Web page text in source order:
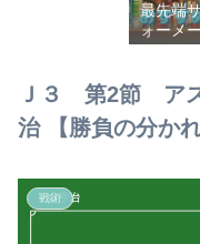
最先端
ォーメ
のサ
Ｊ３ 第2節 ア
治 【勝負の分かれ
戦術